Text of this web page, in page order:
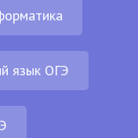
язык ОГЭ